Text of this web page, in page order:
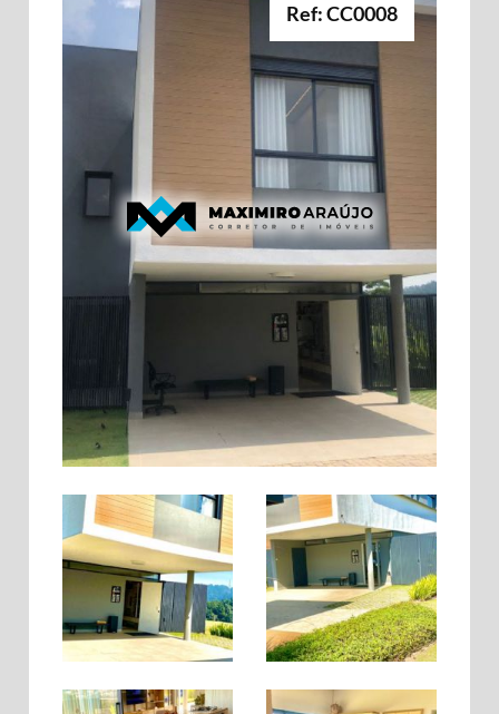
Ref: CC0008